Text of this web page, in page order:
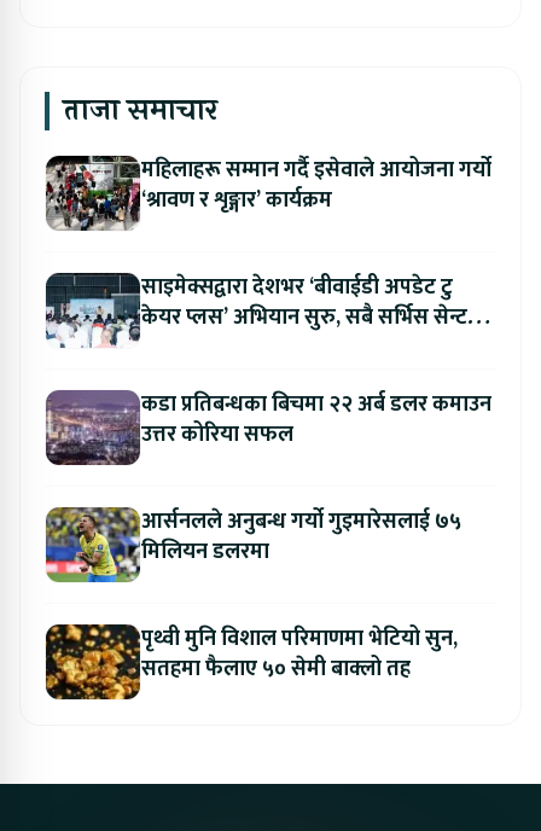
ताजा समाचार
महिलाहरू सम्मान गर्दै इसेवाले आयोजना गर्यो
‘श्रावण र शृङ्गार’ कार्यक्रम
साइमेक्सद्वारा देशभर ‘बीवाईडी अपडेट टु
केयर प्लस’ अभियान सुरु, सबै सर्भिस सेन्टरमा
कडा प्रतिबन्धका बिचमा २२ अर्ब डलर कमाउन
उत्तर कोरिया सफल
आर्सनलले अनुबन्ध गर्यो गुइमारेसलाई ७५
मिलियन डलरमा
पृथ्वी मुनि विशाल परिमाणमा भेटियो सुन,
सतहमा फैलाए ५० सेमी बाक्लो तह